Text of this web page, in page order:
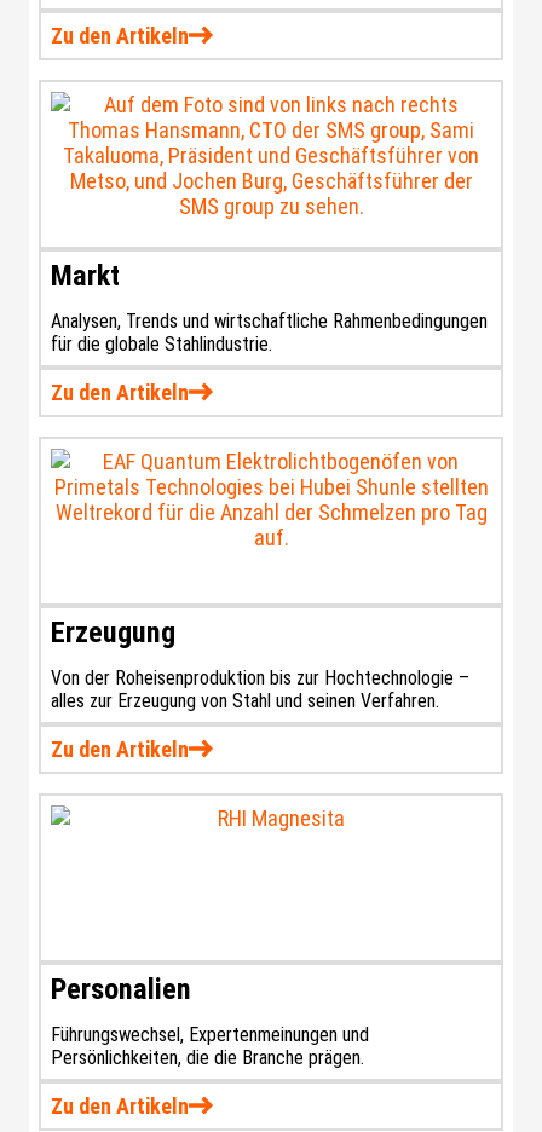
Zu den Artikeln
Markt
Analysen, Trends und wirtschaftliche Rahmenbedingungen
für die globale Stahlindustrie.
Zu den Artikeln
Erzeugung
Von der Roheisenproduktion bis zur Hochtechnologie –
alles zur Erzeugung von Stahl und seinen Verfahren.
Zu den Artikeln
Personalien
Führungswechsel, Expertenmeinungen und
Persönlichkeiten, die die Branche prägen.
Zu den Artikeln